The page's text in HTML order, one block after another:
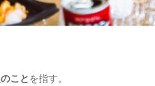
ことを指す。